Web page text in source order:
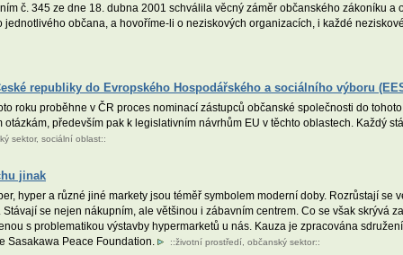
č. 345 ze dne 18. dubna 2001 schválila věcný záměr občanského zákoníku
občana, a hovoříme-li o neziskových organizacích, i každé
republiky do Evropského Hospodářského a sociálního výboru
roku proběhne v ČR proces nominací zástupců občanské společnosti do
především pak k legislativním návrhům EU v těchto oblastech. Každý
sektor, sociální oblast::
jinak
hyper a různé jiné markety jsou téměř symbolem moderní doby. Rozrůstají se
Stávají se nejen nákupním, ale většinou i zábavním centrem. Co se však skrývá
s problematikou výstavby hypermarketů u nás. Kauza je zpracována
Sasakawa Peace Foundation.
::životní prostředí občanský sektor::